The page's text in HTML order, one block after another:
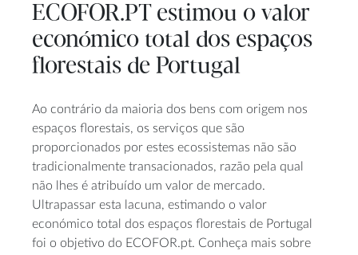
ECOFOR.PT estimou o valor
económico total dos espaços
florestais de Portugal
Ao contrário da maioria dos bens com origem nos
espaços florestais, os serviços que são
proporcionados por estes ecossistemas não são
tradicionalmente transacionados, razão pela qual
não lhes é atribuído um valor de mercado.
Ultrapassar esta lacuna, estimando o valor
económico total dos espaços florestais de Portugal
foi o objetivo do ECOFOR.pt. Conheça mais sobre